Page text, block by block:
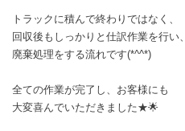
トラックに積んで終わりではなく、
回収後もしっかりと仕訳作業を行い、
廃棄処理をする流れです(*^^*)
全ての作業が完了し、お客様にも
大変喜んでいただきました★🌟